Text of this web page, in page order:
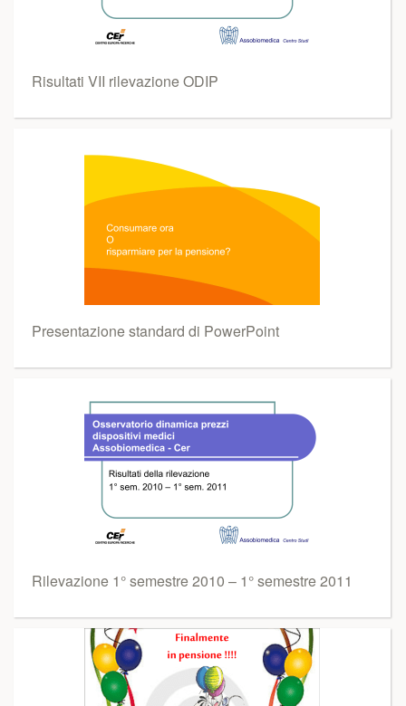
Risultati VII rilevazione ODIP
Presentazione standard di PowerPoint
Rilevazione 1° semestre 2010 – 1° semestre 2011